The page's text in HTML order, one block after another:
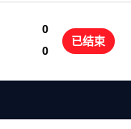
0
0
已结束